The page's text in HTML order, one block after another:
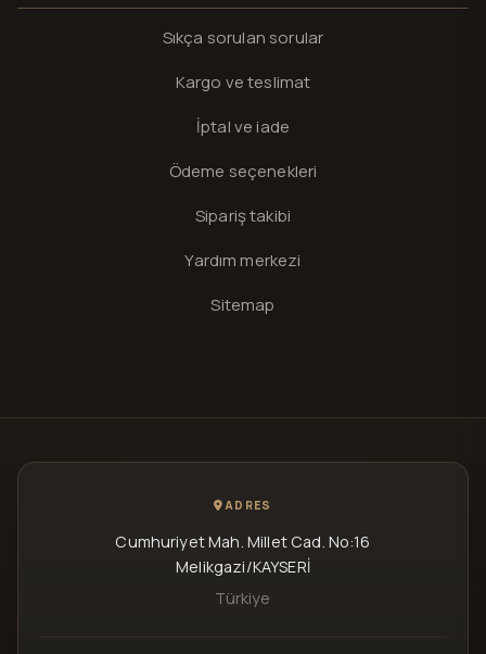
Sıkça sorulan sorular
Kargo ve teslimat
İptal ve iade
Ödeme seçenekleri
Sipariş takibi
Yardım merkezi
Sitemap
ADRES
Cumhuriyet Mah. Millet Cad. No:16
Melikgazi/KAYSERİ
Türkiye